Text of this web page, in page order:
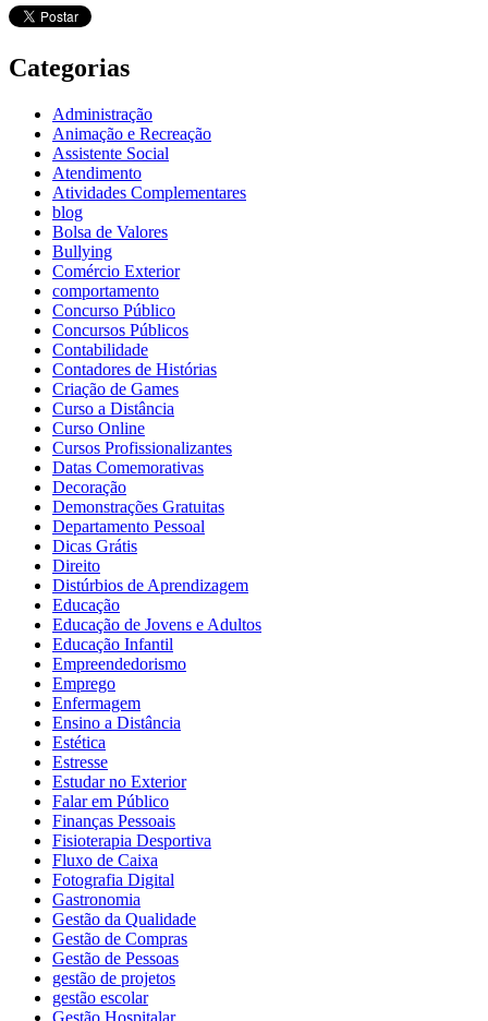
Categorias
Administração
Animação e Recreação
Assistente Social
Atendimento
Atividades Complementares
blog
Bolsa de Valores
Bullying
Comércio Exterior
comportamento
Concurso Público
Concursos Públicos
Contabilidade
Contadores de Histórias
Criação de Games
Curso a Distância
Curso Online
Cursos Profissionalizantes
Datas Comemorativas
Decoração
Demonstrações Gratuitas
Departamento Pessoal
Dicas Grátis
Direito
Distúrbios de Aprendizagem
Educação
Educação de Jovens e Adultos
Educação Infantil
Empreendedorismo
Emprego
Enfermagem
Ensino a Distância
Estética
Estresse
Estudar no Exterior
Falar em Público
Finanças Pessoais
Fisioterapia Desportiva
Fluxo de Caixa
Fotografia Digital
Gastronomia
Gestão da Qualidade
Gestão de Compras
Gestão de Pessoas
gestão de projetos
gestão escolar